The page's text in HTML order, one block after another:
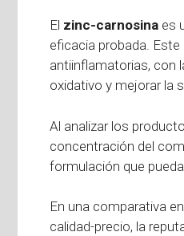
El zinc-carnosina es
eficacia probada.
antiinflamatorias, con
oxidativo y mejorar la
Al analizar los
concentración del
formulación que
En una comparativa
calidad-precio, la